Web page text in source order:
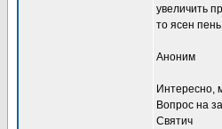
увеличить
то ясен
Аноним
Интересно,
Вопрос на
Святич